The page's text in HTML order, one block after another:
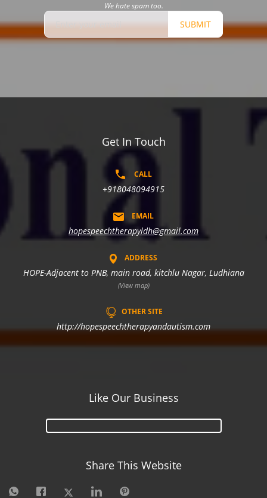
We hate spam too.
SUBMIT
Get In Touch
CALL
+918048094915
EMAIL
hopespeechtherapyldh@gmail.com
ADDRESS
HOPE-Adjacent to PNB, main road, kitchlu Nagar, Ludhiana
(View map)
OTHER SITE
http://hopespeechtherapyandautism.com
Like Our Business
Share This Website